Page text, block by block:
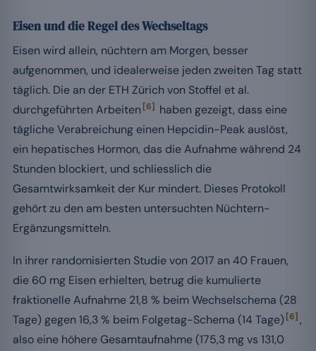
Eisen und die Regel des Wechseltags
Eisen wird allein, nüchtern am Morgen, besser
aufgenommen, und idealerweise jeden zweiten Tag statt
täglich. Die an der ETH Zürich von Stoffel et al.
durchgeführten Arbeiten [6]
haben gezeigt, dass eine
tägliche Verabreichung einen Hepcidin-Peak auslöst,
ein hepatisches Hormon, das die Aufnahme während 24
Stunden blockiert, und schliesslich die
Gesamtwirksamkeit der Kur mindert. Dieses Protokoll
gehört zu den am besten untersuchten Nüchtern-
Ergänzungsmitteln.
In ihrer randomisierten Studie von 2017 an 40 Frauen,
die 60 mg Eisen erhielten, betrug die kumulierte
fraktionelle Aufnahme 21,8 % beim Wechselschema (28
Tage) gegen 16,3 % beim Folgetag-Schema (14 Tage) [6] ,
also eine höhere Gesamtaufnahme (175,3 mg vs 131,0